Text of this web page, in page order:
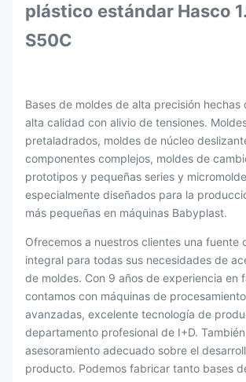
plástico estándar Hasco
S50C
Bases de moldes de alta precisión hechas
alta calidad con alivio de tensiones.
pretaladrados, moldes de núcleo
componentes complejos, moldes de
prototipos y pequeñas series y
especialmente diseñados para la
más pequeñas en máquinas Babyplast.
Ofrecemos a nuestros clientes una fuente
integral para todas sus necesidades de
de moldes. Con 9 años de experiencia en
contamos con máquinas de
avanzadas, excelente tecnología de
departamento profesional de I+D.
asesoramiento adecuado sobre el
producto. Podemos fabricar tanto bases